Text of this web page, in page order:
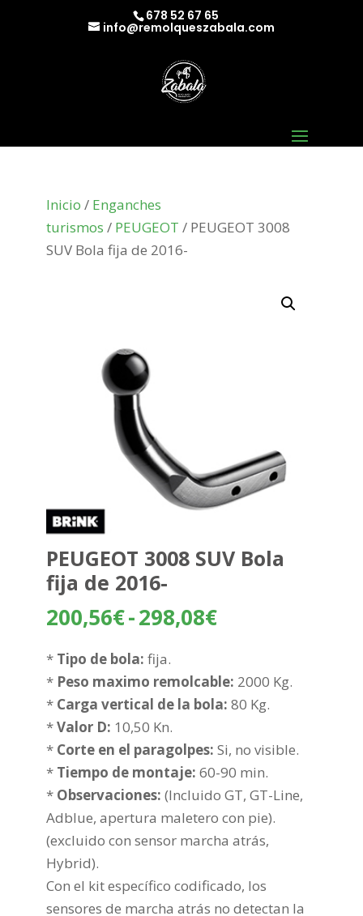
678 52 67 65
info@remolqueszabala.com
Inicio / Enganches
turismos / PEUGEOT / PEUGEOT 3008
SUV Bola fija de 2016-
PEUGEOT 3008 SUV Bola
fija de 2016-
200,56€-298,08€Rango
desde
200,56€
298,08€
* Tipo de bola: fija.
* Peso maximo remolcable: 2000 Kg.
* Carga vertical de la bola: 80 Kg.
*Valor D: 10,50 Kn.
* Corte en el paragolpes: Si, no visible.
* Tiempo de montaje: 60-90 min.
* Observaciones: (Incluido GT, GT-Line,
Adblue, apertura maletero con pie).
(excluido con sensor marcha atrás,
Hybrid).
Con el kit específico codificado, los
sensores de marcha atrás no detectan la